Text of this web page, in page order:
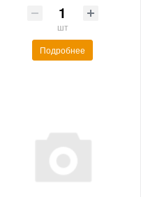
шт
Подробнее